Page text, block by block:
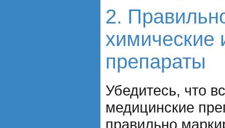
2.
химические
препараты
Убедитесь, что
медицинские
правильно